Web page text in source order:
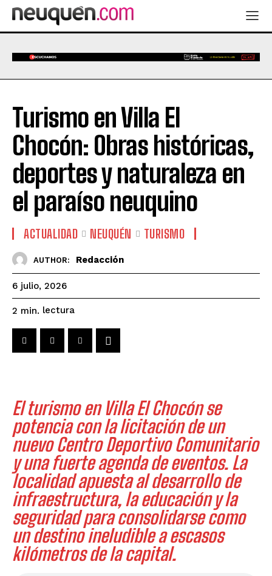
Turismo en Villa El
Chocón: Obras históricas,
deportes y naturaleza en
el paraíso neuquino
ACTUALIDAD NEUQUÉN TURISMO
AUTHOR: Redacción
6 julio, 2026
2 min. lectura
El turismo en Villa El Chocón se
potencia con la licitación de un
nuevo Centro Deportivo Comunitario
y una fuerte agenda de eventos. La
localidad apuesta al desarrollo de
infraestructura, la educación y la
seguridad para consolidarse como
un destino ineludible a escasos
kilómetros de la capital.